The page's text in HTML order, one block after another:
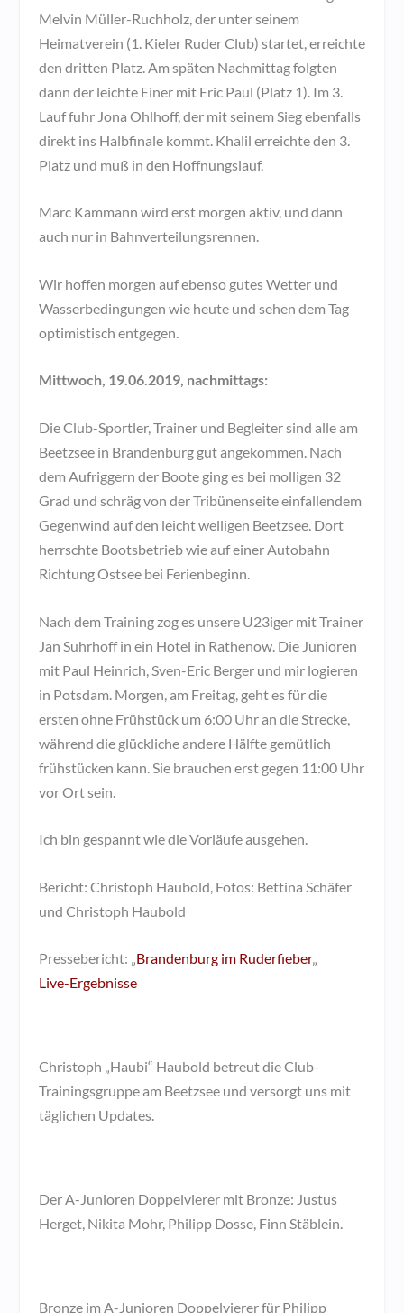
Melvin Müller-Ruchholz, der unter seinem
Heimatverein (1. Kieler Ruder Club) startet, erreichte
den dritten Platz. Am späten Nachmittag folgten
dann der leichte Einer mit Eric Paul (Platz 1). Im 3.
Lauf fuhr Jona Ohlhoff, der mit seinem Sieg ebenfalls
direkt ins Halbfinale kommt. Khalil erreichte den 3.
Platz und muß in den Hoffnungslauf.
Marc Kammann wird erst morgen aktiv, und dann
auch nur in Bahnverteilungsrennen.
Wir hoffen morgen auf ebenso gutes Wetter und
Wasserbedingungen wie heute und sehen dem Tag
optimistisch entgegen.
Mittwoch, 19.06.2019, nachmittags:
Die Club-Sportler, Trainer und Begleiter sind alle am
Beetzsee in Brandenburg gut angekommen. Nach
dem Aufriggern der Boote ging es bei molligen 32
Grad und schräg von der Tribünenseite einfallendem
Gegenwind auf den leicht welligen Beetzsee. Dort
herrschte Bootsbetrieb wie auf einer Autobahn
Richtung Ostsee bei Ferienbeginn.
Nach dem Training zog es unsere U23iger mit Trainer
Jan Suhrhoff in ein Hotel in Rathenow. Die Junioren
mit Paul Heinrich, Sven-Eric Berger und mir logieren
in Potsdam. Morgen, am Freitag, geht es für die
ersten ohne Frühstück um 6:00 Uhr an die Strecke,
während die glückliche andere Hälfte gemütlich
frühstücken kann. Sie brauchen erst gegen 11:00 Uhr
vor Ort sein.
Ich bin gespannt wie die Vorläufe ausgehen.
Bericht: Christoph Haubold, Fotos: Bettina Schäfer
und Christoph Haubold
Pressebericht: „Brandenburg im Ruderfieber„
Live-Ergebnisse
Christoph „Haubi“ Haubold betreut die Club-
Trainingsgruppe am Beetzsee und versorgt uns mit
täglichen Updates.
Der A-Junioren Doppelvierer mit Bronze: Justus
Herget, Nikita Mohr, Philipp Dosse, Finn Stäblein.
Bronze im A-Junioren Doppelvierer für Philipp